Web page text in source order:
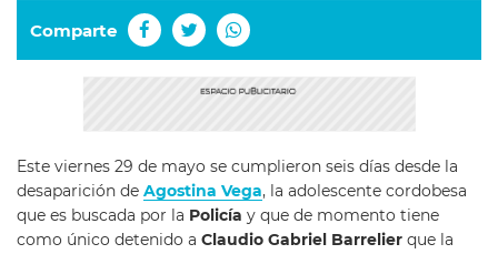
Comparte
Este viernes 29 de mayo se cumplieron seis días desde la
desaparición de Agostina Vega, la adolescente cordobesa
que es buscada por la Policía y que de momento tiene
como único detenido a Claudio Gabriel Barrelier que la